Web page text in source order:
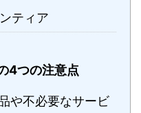
ティア
4つの注意点
や不必要なサービ